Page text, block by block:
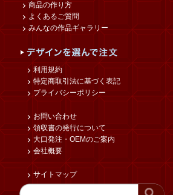
商品の作り方
よくあるご質問
みんなの作品ギャラリー
利用規約
特定商取引法に基づく表記
プライバシーポリシー
お問い合わせ
領収書の発行について
大口発注・OEMのご案内
会社概要
サイトマップ